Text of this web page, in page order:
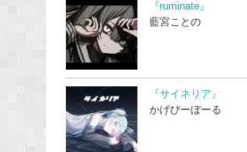
『ruminate』
藍宮ことの
『サイネリア』
かげぴーぼーる